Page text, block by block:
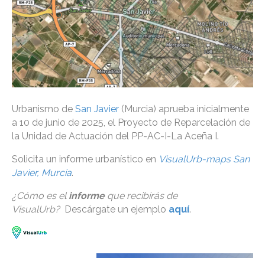
Urbanismo de San Javier (Murcia) aprueba inicialmente
a 10 de junio de 2025, el Proyecto de Reparcelación de
la Unidad de Actuación del PP-AC-I-La Aceña I.
Solicita un informe urbanístico en VisualUrb-maps San
Javier, Murcia.
¿Cómo es el informe que recibirás de
VisualUrb?Descárgate un ejemplo aquí.